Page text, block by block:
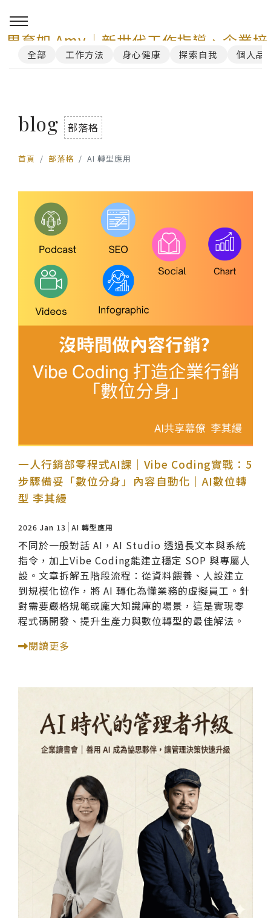
周育如 Amy｜新世代工作指導、企業培
訓與 AI 講師顧問服務
全部 工作方法 身心健康 探索自我 個人品
blog 部落格
首頁 部落格 AI 轉型應用
一人行銷部零程式AI課｜Vibe Coding實戰：5
步驟備妥「數位分身」內容自動化｜AI數位轉
型 李其縵
2026 Jan 13 AI 轉型應用
不同於一般對話 AI，AI Studio 透過長文本與系統
指令，加上Vibe Coding能建立穩定 SOP 與專屬人
設。文章拆解五階段流程：從資料餵養、人設建立
到規模化協作，將 AI 轉化為懂業務的虛擬員工。針
對需要嚴格規範或龐大知識庫的場景，這是實現零
程式碼開發、提升生產力與數位轉型的最佳解法。
閱讀更多